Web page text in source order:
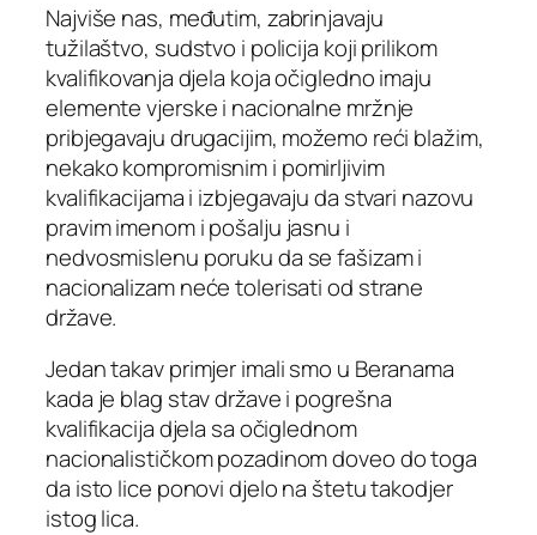
Najviše nas, međutim, zabrinjavaju
tužilaštvo, sudstvo i policija koji prilikom
kvalifikovanja djela koja očigledno imaju
elemente vjerske i nacionalne mržnje
pribjegavaju drugacijim, možemo reći blažim,
nekako kompromisnim i pomirljivim
kvalifikacijama i izbjegavaju da stvari nazovu
pravim imenom i pošalju jasnu i
nedvosmislenu poruku da se fašizam i
nacionalizam neće tolerisati od strane
države.
Jedan takav primjer imali smo u Beranama
kada je blag stav države i pogrešna
kvalifikacija djela sa očiglednom
nacionalističkom pozadinom doveo do toga
da isto lice ponovi djelo na štetu takodjer
istog lica.